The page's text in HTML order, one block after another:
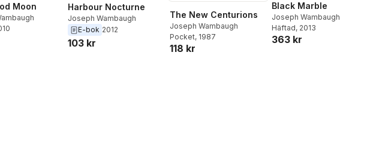
Moon Harbour Nocturne
Joseph Wambaugh
E-bok 2012
103 kr
The New Centurions
Joseph Wambaugh
Pocket, 1987
118 kr
Black Marble
Joseph Wambaugh
Häftad, 2013
363 kr